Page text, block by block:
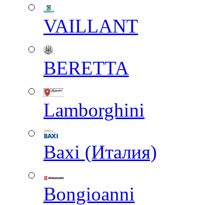
VAILLANT
BERETTA
Lamborghini
Baxi (Италия)
Вongioanni